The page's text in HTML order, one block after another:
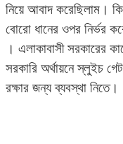
নিয়ে আবাদ করেছিলাম।
বোরো ধানের ওপর নির্ভর
। এলাকাবাসী সরকারের
সরকারি অর্থায়নে স্লুইচ
রক্ষার জন্য ব্যবস্থা নিতে।